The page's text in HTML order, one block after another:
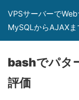
VPSサーバーで
MySQLからAJAXま
bashでパタ
評価